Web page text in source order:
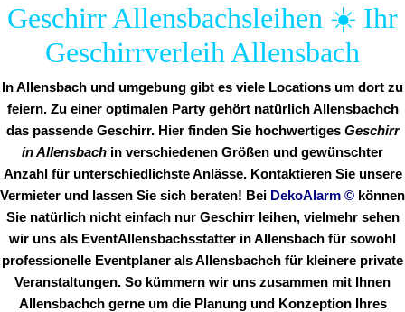
Geschirr Allensbachsleihen ☀️ Ihr
Geschirrverleih Allensbach
In Allensbach und umgebung gibt es viele Locations um dort zu
feiern. Zu einer optimalen Party gehört natürlich Allensbachch
das passende Geschirr. Hier finden Sie hochwertiges Geschirr
in Allensbach in verschiedenen Größen und gewünschter
Anzahl für unterschiedlichste Anlässe. Kontaktieren Sie unsere
Vermieter und lassen Sie sich beraten! Bei DekoAlarm © können
Sie natürlich nicht einfach nur Geschirr leihen, vielmehr sehen
wir uns als EventAllensbachsstatter in Allensbach für sowohl
professionelle Eventplaner als Allensbachch für kleinere private
Veranstaltungen. So kümmern wir uns zusammen mit Ihnen
Allensbachch gerne um die Planung und Konzeption Ihres